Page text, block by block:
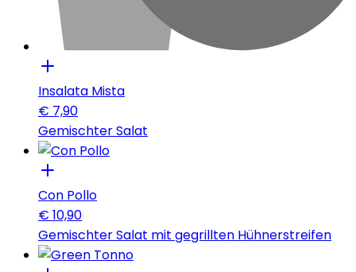
Insalata Mista
€ 7,90
Gemischter Salat
Con Pollo
€ 10,90
Gemischter Salat mit gegrillten Hühnerstreifen